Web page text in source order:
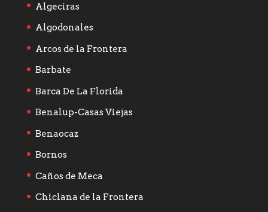
Algeciras
Algodonales
Arcos de la Frontera
Barbate
Barca De La Florida
Benalup-Casas Viejas
Benaocaz
Bornos
Caños de Meca
Chiclana de la Frontera